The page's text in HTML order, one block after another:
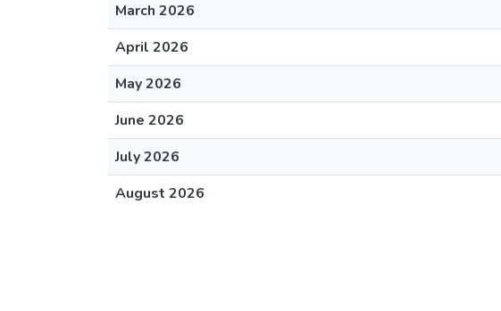
March 2026
April 2026
May 2026
June 2026
July 2026
August 2026